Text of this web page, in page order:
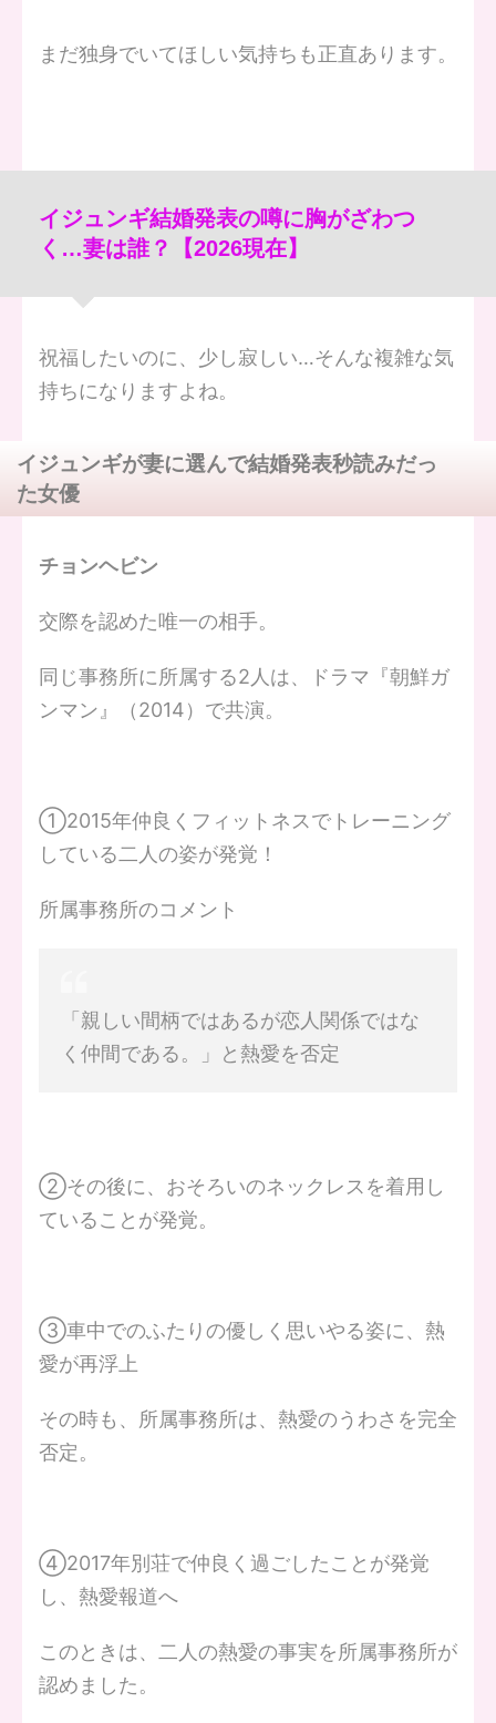
まだ独身でいてほしい気持ちも正直あります。
イジュンギ結婚発表の噂に胸がざわつ
く…妻は誰？【2026現在】
祝福したいのに、少し寂しい…そんな複雑な気
持ちになりますよね。
イジュンギが妻に選んで結婚発表秒読みだっ
た女優
チョンヘビン
交際を認めた唯一の相手。
同じ事務所に所属する2人は、ドラマ『朝鮮ガ
ンマン』（2014）で共演。
①2015年仲良くフィットネスでトレーニング
している二人の姿が発覚！
所属事務所のコメント
「親しい間柄ではあるが恋人関係ではな
く仲間である。」と熱愛を否定
②その後に、おそろいのネックレスを着用し
ていることが発覚。
③車中でのふたりの優しく思いやる姿に、熱
愛が再浮上
その時も、所属事務所は、熱愛のうわさを完全
否定。
④2017年別荘で仲良く過ごしたことが発覚
し、熱愛報道へ
このときは、二人の熱愛の事実を所属事務所が
認めました。